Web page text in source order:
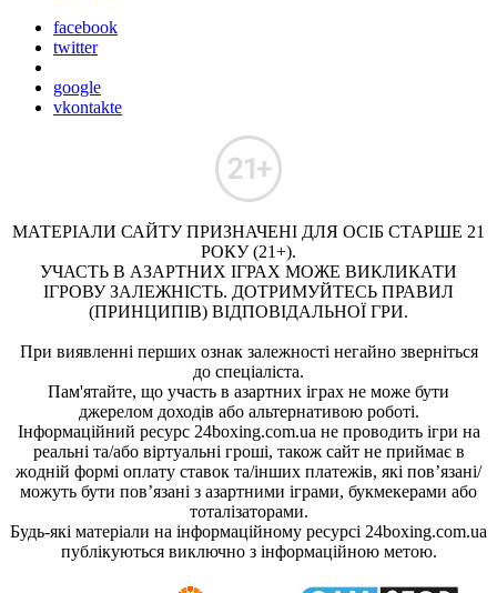
facebook
twitter
google
vkontakte
МАТЕРІАЛИ САЙТУ ПРИЗНАЧЕНІ ДЛЯ ОСІБ СТАРШЕ 21
РОКУ (21+).
УЧАСТЬ В АЗАРТНИХ ІГРАХ МОЖЕ ВИКЛИКАТИ
ІГРОВУ ЗАЛЕЖНІСТЬ. ДОТРИМУЙТЕСЬ ПРАВИЛ
(ПРИНЦИПІВ) ВІДПОВІДАЛЬНОЇ ГРИ.
При виявленні перших ознак залежності негайно зверніться
до спеціаліста.
Пам'ятайте, що участь в азартних іграх не може бути
джерелом доходів або альтернативою роботі.
Інформаційний ресурс 24boxing.com.ua не проводить ігри на
реальні та/або віртуальні гроші, також сайт не приймає в
жодній формі оплату ставок та/інших платежів, які пов’язані/
можуть бути пов’язані з азартними іграми, букмекерами або
тоталізаторами.
Будь-які матеріали на інформаційному ресурсі 24boxing.com.ua
публікуються виключно з інформаційною метою.